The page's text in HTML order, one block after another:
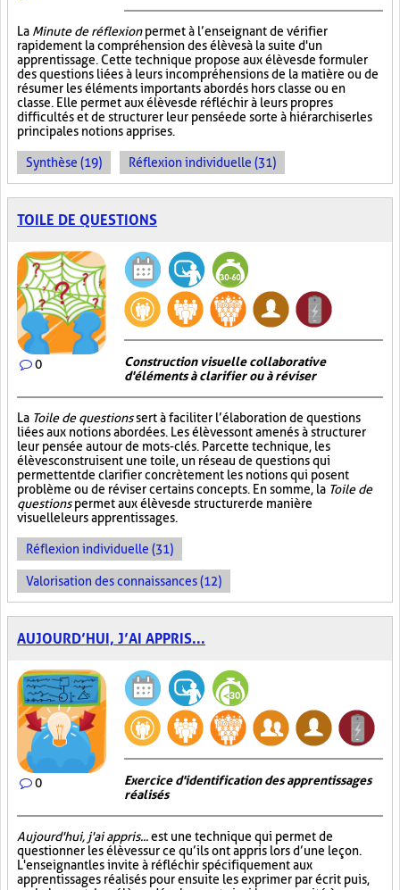
La Minute de réflexionpermet à l’enseignant de vérifier
rapidement la compréhension des élèves à la suite d'un
apprentissage. Cette technique propose aux élèves de formuler
des questions liées à leurs incompréhensions de la matière ou de
résumer les éléments importants abordés hors classe ou en
classe. Elle permet aux élèves de réfléchir à leurs propres
difficultés et de structurer leur pensée de sorte à hiérarchiser les
principales notions apprises.
Synthèse (19) Réflexion individuelle (31)
TOILE DE QUESTIONS
0
Construction visuelle collaborative
d'éléments à clarifier ou à réviser
La Toile de questionssert à faciliter l’élaboration de questions
liées aux notions abordées. Les élèves sont amenés à structurer
leur pensée autour de mots-clés. Par cette technique, les
élèves construisent une toile, un réseau de questions qui
permettent de clarifier concrètement les notions qui posent
problème ou de réviser certains concepts. En somme, la Toile de
questionspermet aux élèves de structurer de manière
visuelle leurs apprentissages.
Réflexion individuelle (31)
Valorisation des connaissances (12)
AUJOURD’HUI, J’AI APPRIS...
0
Exercice d'identification des apprentissages
réalisés
Aujourd'hui, j'ai appris...est une technique qui permet de
questionner les élèves sur ce qu’ils ont appris lors d’une leçon.
L'enseignant les invite à réfléchir spécifiquement aux
apprentissages réalisés pour ensuite les exprimer par écrit puis,